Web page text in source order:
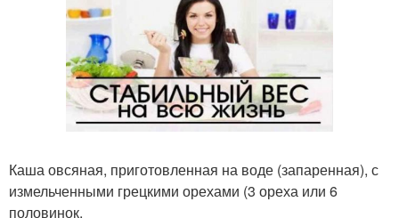
Каша овсяная, приготовленная на воде (запаренная), с
измельченными грецкими орехами (3 ореха или 6
половинок.